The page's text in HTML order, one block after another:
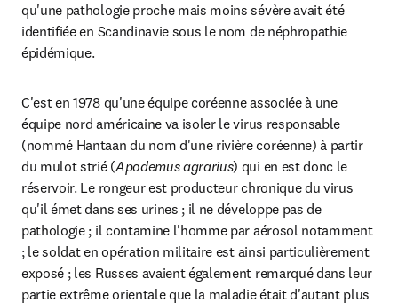
qu'une pathologie proche mais moins sévère avait été
identifiée en Scandinavie sous le nom de néphropathie
épidémique.
C'est en 1978 qu'une équipe coréenne associée à une
équipe nord américaine va isoler le virus responsable
(nommé Hantaan du nom d'une rivière coréenne) à partir
du mulot strié (Apodemus agrarius) qui en est donc le
réservoir. Le rongeur est producteur chronique du virus
qu'il émet dans ses urines ; il ne développe pas de
pathologie ; il contamine l'homme par aérosol notamment
; le soldat en opération militaire est ainsi particulièrement
exposé ; les Russes avaient également remarqué dans leur
partie extrême orientale que la maladie était d'autant plus